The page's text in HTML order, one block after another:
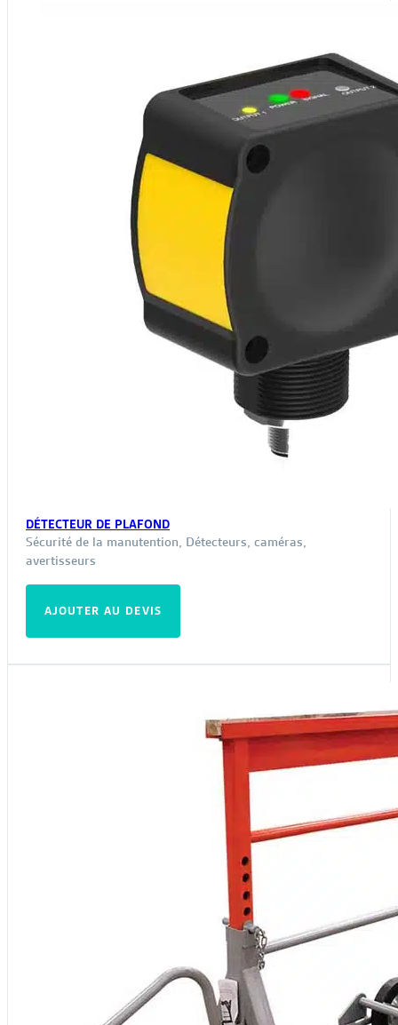
DÉTECTEUR DE PLAFOND
Sécurité de la manutention, Détecteurs, caméras,
avertisseurs
AJOUTER AU DEVIS